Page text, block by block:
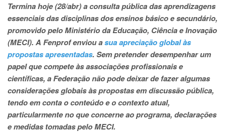
Termina hoje (28/abr) a consulta pública das aprendizagens
essenciais das disciplinas dos ensinos básico e secundário,
promovido pelo Ministério da Educação, Ciência e Inovação
(MECI). A Fenprof enviou asua apreciação global às
propostas apresentadas. Sem pretender desempenhar um
papel que compete às associações profissionais e
científicas, a Federação não pode deixar de fazer algumas
considerações globais às propostas em discussão pública,
tendo em conta o conteúdo e o contexto atual,
particularmente no que concerne ao programa, declarações
e medidas tomadas pelo MECI.